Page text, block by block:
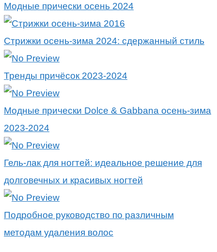
Модные прически осень 2024
Стрижки осень-зима 2024: сдержанный стиль
Тренды причёсок 2023-2024
Модные прически Dolce & Gabbana осень-зима
2023-2024
Гель-лак для ногтей: идеальное решение для
долговечных и красивых ногтей
Подробное руководство по различным
методам удаления волос